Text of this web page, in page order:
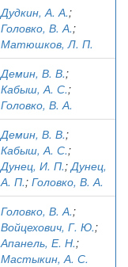
Дудкин, А. А.;
Головко, В. А.;
Матюшков, Л. П.
Демин, В. В.;
Кабыш, А. С.;
Головко, В. А.
Демин, В. В.;
Кабыш, А. С.;
Дунец, И. П.;Дунец,
А. П.; Головко, В. А.
Головко, В. А.;
Войцехович, Г. Ю.;
Апанель, Е. Н.;
Мастыкин, А. С.